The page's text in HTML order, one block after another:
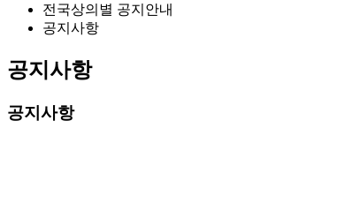
전국상의별 공지안내
공지사항
공지사항
공지사항